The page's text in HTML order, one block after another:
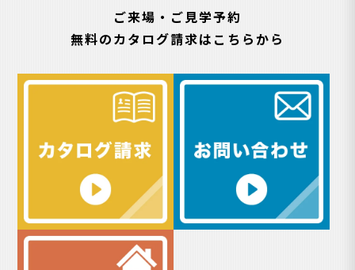
ご来場・ご見学予約
無料のカタログ請求はこちらから